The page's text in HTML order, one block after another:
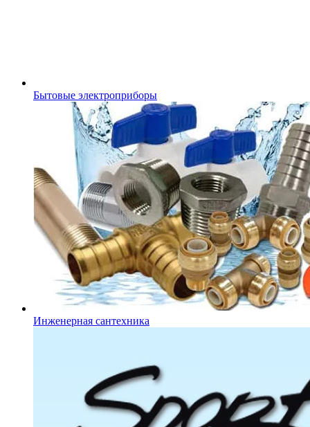
Бытовые электроприборы
Инженерная сантехника